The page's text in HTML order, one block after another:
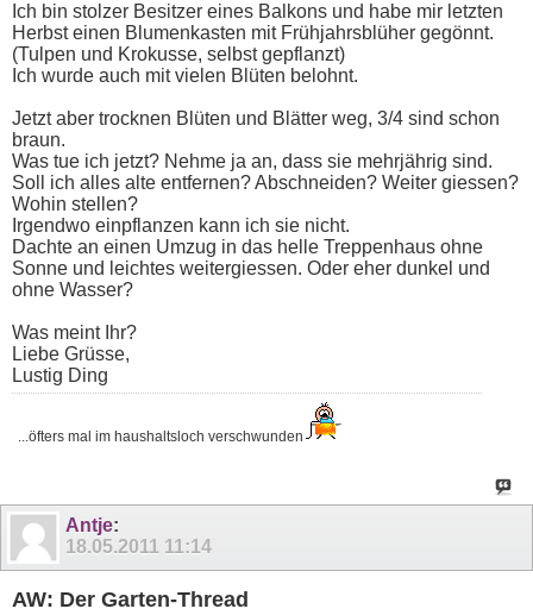
Ich bin stolzer Besitzer eines Balkons und habe mir letzten
Herbst einen Blumenkasten mit Frühjahrsblüher gegönnt.
(Tulpen und Krokusse, selbst gepflanzt)
Ich wurde auch mit vielen Blüten belohnt.
Jetzt aber trocknen Blüten und Blätter weg, 3/4 sind schon
braun.
Was tue ich jetzt? Nehme ja an, dass sie mehrjährig sind.
Soll ich alles alte entfernen? Abschneiden? Weiter giessen?
Wohin stellen?
Irgendwo einpflanzen kann ich sie nicht.
Dachte an einen Umzug in das helle Treppenhaus ohne
Sonne und leichtes weitergiessen. Oder eher dunkel und
ohne Wasser?
Was meint Ihr?
Liebe Grüsse,
Lustig Ding
...öfters mal im haushaltsloch verschwunden
Antje:
18.05.2011 11:14
AW: Der Garten-Thread